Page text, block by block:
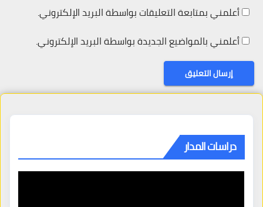
أعلمني بمتابعة التعليقات بواسطة البريد الإلكتروني.
أعلمني بالمواضيع الجديدة بواسطة البريد الإلكتروني.
دراسات المدار